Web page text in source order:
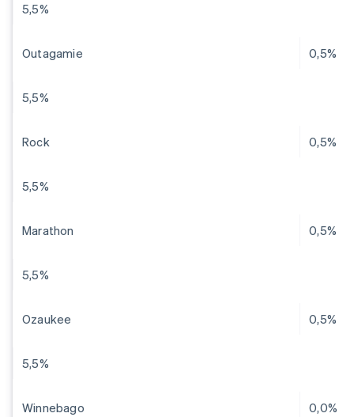
5,5%
Outagamie 0,5%
5,5%
Rock 0,5%
5,5%
Marathon 0,5%
5,5%
Ozaukee 0,5%
5,5%
Winnebago 0,0%